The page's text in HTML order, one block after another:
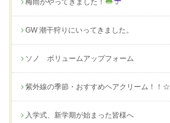
GW 潮干狩りにいってきました。
ソノ ボリュームアップフォーム
紫外線の季節・おすすめヘアクリーム！！
入学式、新学期が始まった皆様へ